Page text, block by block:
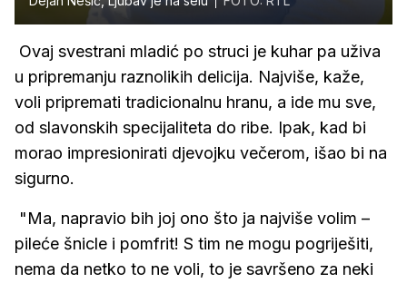
Ovaj svestrani mladić po struci je kuhar pa uživa
u pripremanju raznolikih delicija. Najviše, kaže,
voli pripremati tradicionalnu hranu, a ide mu sve,
od slavonskih specijaliteta do ribe. Ipak, kad bi
morao impresionirati djevojku večerom, išao bi na
sigurno.
"Ma, napravio bih joj ono što ja najviše volim –
pileće šnicle i pomfrit! S tim ne mogu pogriješiti,
nema da netko to ne voli, to je savršeno za neki